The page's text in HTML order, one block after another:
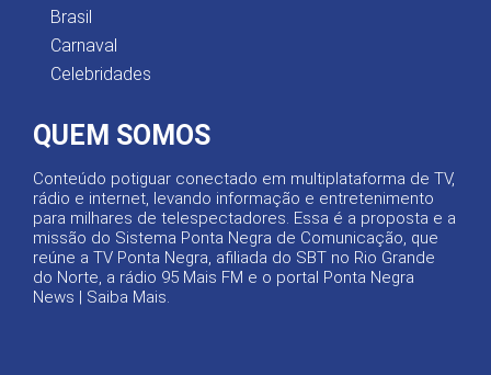
Brasil
Carnaval
Celebridades
QUEM SOMOS
Conteúdo potiguar conectado em multiplataforma de TV,
rádio e internet, levando informação e entretenimento
para milhares de telespectadores. Essa é a proposta e a
missão do Sistema Ponta Negra de Comunicação, que
reúne a TV Ponta Negra, afiliada do SBT no Rio Grande
do Norte, a rádio 95 Mais FM e o portal Ponta Negra
News | Saiba Mais.